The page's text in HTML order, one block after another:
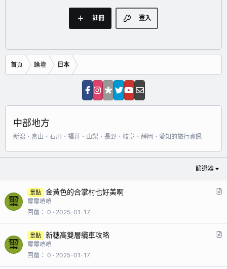
登入
註冊
首頁 論壇 日本
中部地方
新潟、富山、石川、福井、山梨、長野、岐阜、靜岡、愛知的旅行資訊
篩選器
璽
景點 金黃色的合掌村也好美啊
璽璽嘻嘻
回覆
0 2025-01-17
璽
景點 新穗高雙層纜車攻略
璽璽嘻嘻
回覆
0 2025-01-17